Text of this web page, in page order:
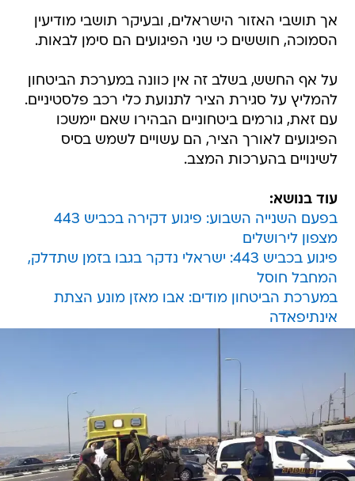
אך תושבי האזור הישראלים, ובעיקר תושבי מודיעין
הסמוכה, חוששים כי שני הפיגועים הם סימן לבאות.
על אף החשש, בשלב זה אין כוונה במערכת הביטחון
להמליץ על סגירת הציר לתנועת כלי רכב פלסטיניים.
עם זאת, גורמים ביטחוניים הבהירו שאם יימשכו
הפיגועים לאורך הציר, הם עשויים לשמש בסיס
לשינויים בהערכות המצב.
עוד בנושא:
בפעם השנייה השבוע: פיגוע דקירה בכביש 443
מצפון לירושלים
פיגוע בכביש 443: ישראלי נדקר בגבו בזמן שתדלק,
המחבל חוסל
במערכת הביטחון מודים: אבו מאזן מונע הצתת
אינתיפאדה